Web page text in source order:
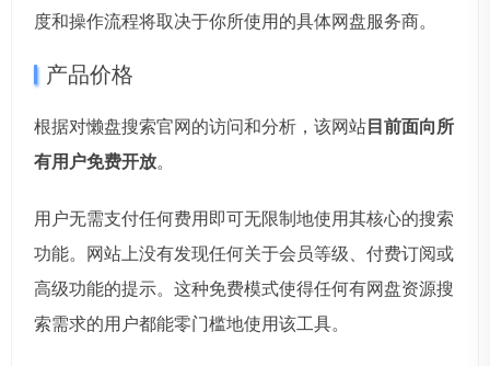
度和操作流程将取决于你所使用的具体网盘服务商。
产品价格
根据对懒盘搜索官网的访问和分析，该网站目前面向所
有用户免费开放。
用户无需支付任何费用即可无限制地使用其核心的搜索
功能。网站上没有发现任何关于会员等级、付费订阅或
高级功能的提示。这种免费模式使得任何有网盘资源搜
索需求的用户都能零门槛地使用该工具。